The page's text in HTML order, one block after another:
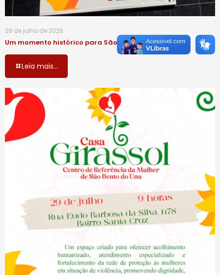
29 de julho de 2026
Um momento histórico para São Bento do Una!
Leia mais...